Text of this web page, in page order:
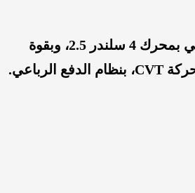
وقال إن السيارة تأتي بمحرك 4 سلندر 2.5، وبقوة